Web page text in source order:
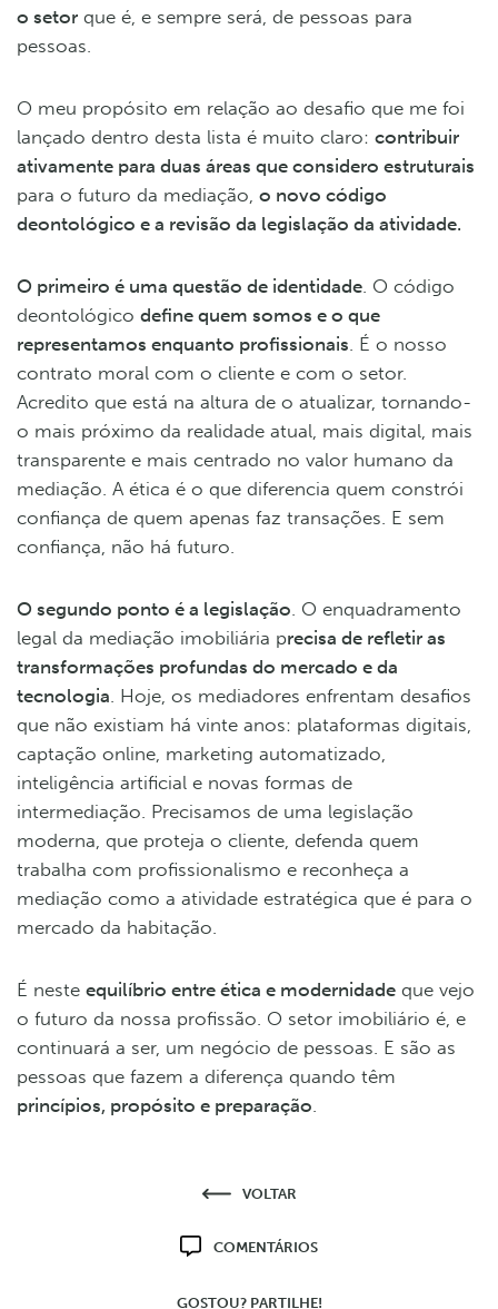
o setor que é, e sempre será, de pessoas para
pessoas.
O meu propósito em relação ao desafio que me foi
lançado dentro desta lista é muito claro: contribuir
ativamente para duas áreas que considero estruturais
para o futuro da mediação, o novo código
deontológico e a revisão da legislação da atividade.
O primeiro é uma questão de identidade . O código
deontológico define quem somos e o que
representamos enquanto profissionais . É o nosso
contrato moral com o cliente e com o setor.
Acredito que está na altura de o atualizar, tornando-
o mais próximo da realidade atual, mais digital, mais
transparente e mais centrado no valor humano da
mediação. A ética é o que diferencia quem constrói
confiança de quem apenas faz transações. E sem
confiança, não há futuro.
O segundo ponto é a legislação . O enquadramento
legal da mediação imobiliária precisa de refletir as
transformações profundas do mercado e da
tecnologia . Hoje, os mediadores enfrentam desafios
que não existiam há vinte anos: plataformas digitais,
captação online, marketing automatizado,
inteligência artificial e novas formas de
intermediação. Precisamos de uma legislação
moderna, que proteja o cliente, defenda quem
trabalha com profissionalismo e reconheça a
mediação como a atividade estratégica que é para o
mercado da habitação.
É neste equilíbrio entre ética e modernidade que vejo
o futuro da nossa profissão. O setor imobiliário é, e
continuará a ser, um negócio de pessoas. E são as
pessoas que fazem a diferença quando têm
princípios, propósito e preparação
VOLTAR
COMENTÁRIOS
GOSTOU? PARTILHE!